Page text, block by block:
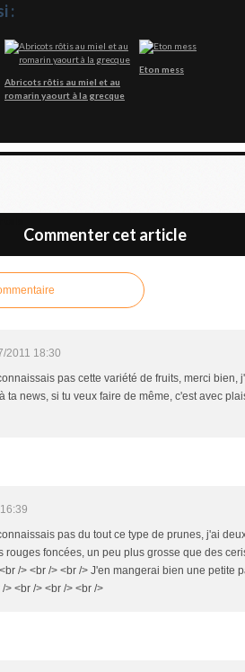
:
Abricots rôtis au miel et au
romarin yaourt à la grecque
Eton mess
Commenter cet article
2011 18:30
pas cette variété de fruits, merci bien,
ta news, si tu veux faire de même, c'est avec
pas du tout ce type de prunes, j'ai
rouges foncées, un peu plus grosse que des
/> <br /> <br /> J'en mangerai bien une petite
> <br /> <br /> <br />